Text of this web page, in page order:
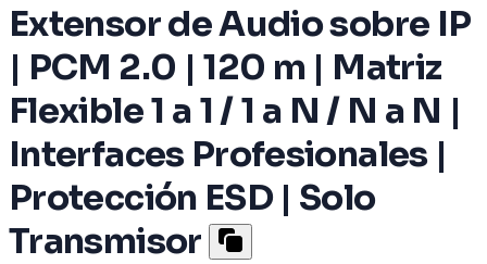
Extensor de Audio sobre IP
| PCM 2.0 | 120 m | Matriz
Flexible 1 a 1 / 1 a N / N a N |
Interfaces Profesionales |
Protección ESD | Solo
Transmisor